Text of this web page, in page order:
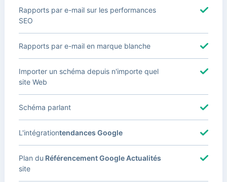
Rapports par e-mail sur les performances
SEO
Rapports par e-mail en marque blanche
Importer un schéma depuis n'importe quel
site Web
Schéma parlant
tendances Google
L'intégration
Référencement Google Actualités
Plan du
site